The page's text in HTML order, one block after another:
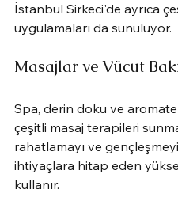
İstanbul Sirkeci'de ayrıca
uygulamaları da sunuluyor.
Masajlar ve Vücut
Spa, derin doku ve
çeşitli masaj terapileri
rahatlamayı ve
ihtiyaçlara hitap eden
kullanır.